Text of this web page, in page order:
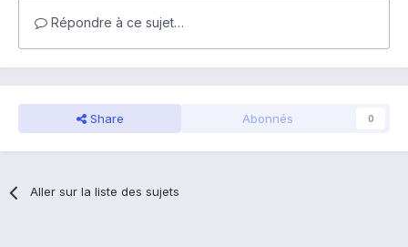
Répondre à ce sujet…
Share Abonnés 0
Aller sur la liste des sujets